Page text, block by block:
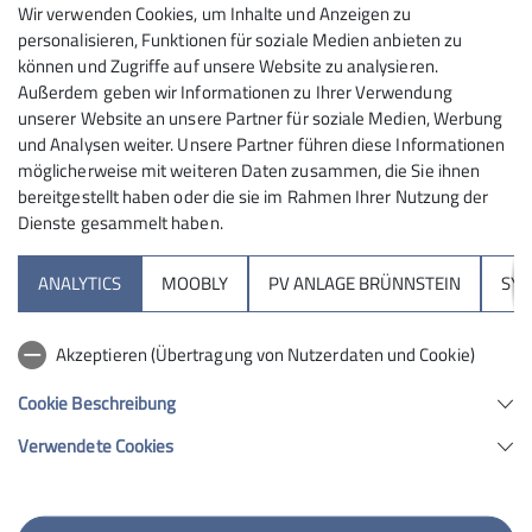
14 Familienklettergruppen
28.02.2023
mehr erfahren
Sektion
Hochrieshütte
Sektion Rosenheim des Deutschen Alpenvereins e.V.
Wir verwenden Cookies, um Inhalte und Anzeigen zu
personalisieren, Funktionen für soziale Medien anbieten zu
können und Zugriffe auf unsere Website zu analysieren.
Außerdem geben wir Informationen zu Ihrer Verwendung
unserer Website an unsere Partner für soziale Medien, Werbung
und Analysen weiter. Unsere Partner führen diese Informationen
möglicherweise mit weiteren Daten zusammen, die Sie ihnen
bereitgestellt haben oder die sie im Rahmen Ihrer Nutzung der
Dienste gesammelt haben.
ANALYTICS MOOBLY PV ANLAGE BRÜNNSTEIN
Akzeptieren (Übertragung von Nutzerdaten und Cookie)
Cookie Beschreibung
Verwendete Cookies